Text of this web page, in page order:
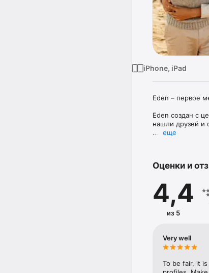
iPhone, iPad
Eden – первое
Eden создан с
нашли друзей и
отзывы
В отличие от
не через
с христианами.
(адвентистов),
По
знакомств.
еще
Оценки и
4,4
из 5
Very well
To be fair, it